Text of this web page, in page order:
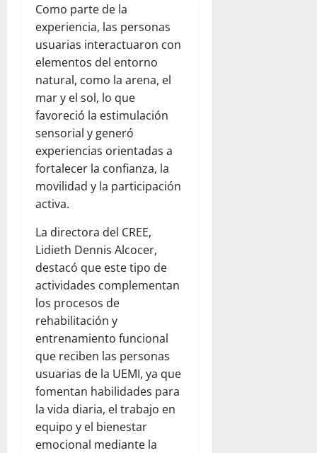
Como parte de la
experiencia, las personas
usuarias interactuaron con
elementos del entorno
natural, como la arena, el
mar y el sol, lo que
favoreció la estimulación
sensorial y generó
experiencias orientadas a
fortalecer la confianza, la
movilidad y la participación
activa.
La directora del CREE,
Lidieth Dennis Alcocer,
destacó que este tipo de
actividades complementan
los procesos de
rehabilitación y
entrenamiento funcional
que reciben las personas
usuarias de la UEMI, ya que
fomentan habilidades para
la vida diaria, el trabajo en
equipo y el bienestar
emocional mediante la